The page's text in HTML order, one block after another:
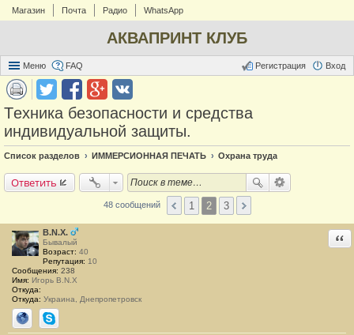
Магазин Почта Радио WhatsApp
АКВАПРИНТ КЛУБ
Меню FAQ Вход
Регистрация
Tехника безопасности и средства
индивидуальной защиты.
Список разделов ИММЕРСИОННАЯ ПЕЧАТЬ Охрана труда
Ответить
48 сообщений 1 2 3
B.N.X.
Бывалый
Возраст: 40
Репутация: 10
Сообщения: 238
Имя: Игорь B.N.X
Откуда:
Откуда: Украина, Днепропетровск
СайтSkype